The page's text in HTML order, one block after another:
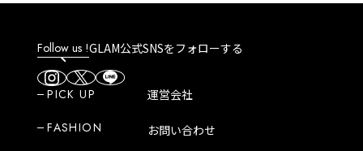
Follow us !GLAM公式SNSをフォローする
PICK UP
FASHION
運営会社
お問い合わせ